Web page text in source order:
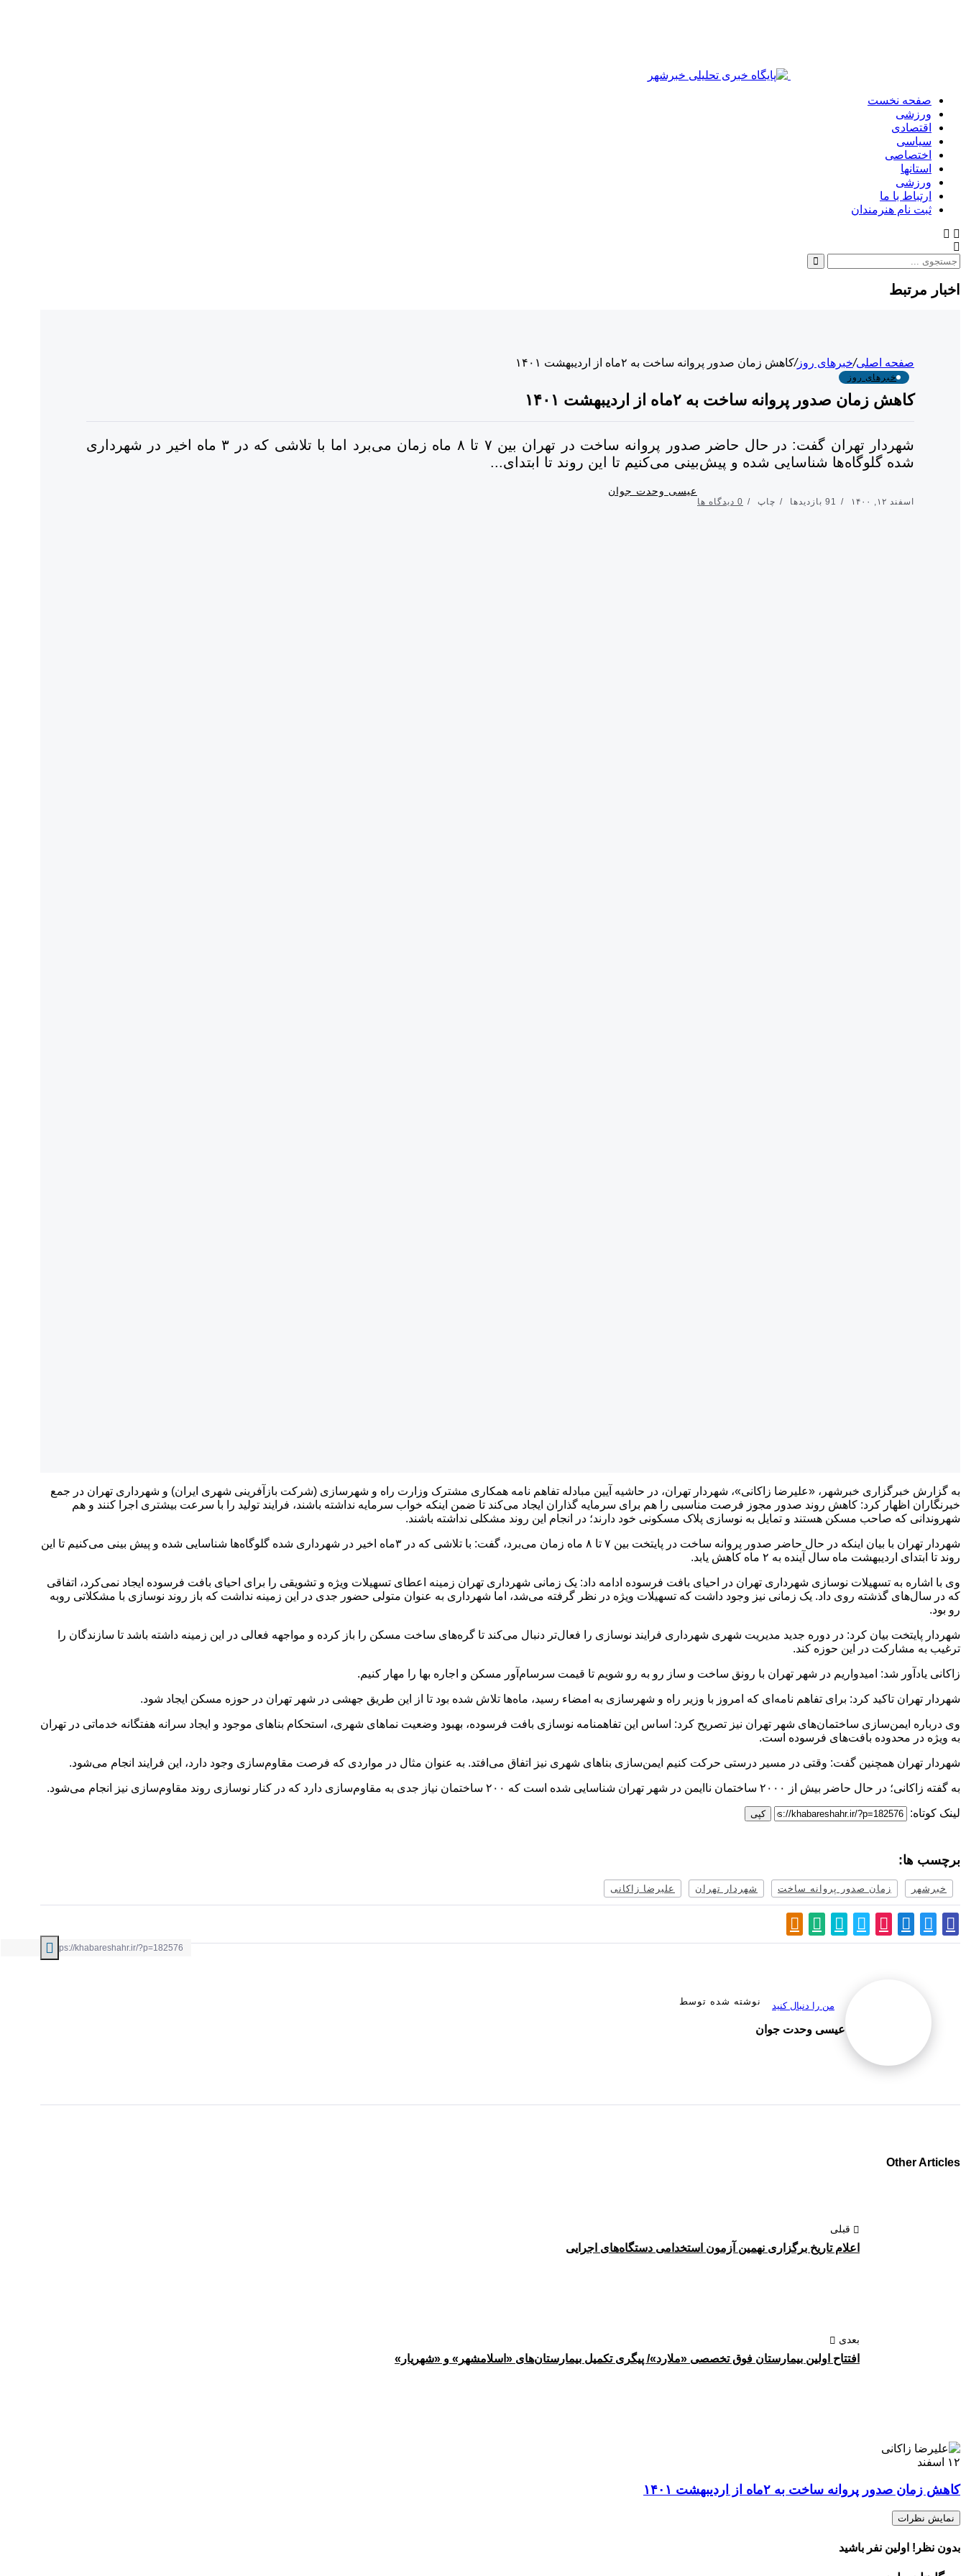
صفحه نخست
ورزشی
اقتصادی
سیاسی
اختصاصی
استانها
ورزشی
ارتباط با ما
ثبت نام هنرمندان
اخبار مرتبط
صفحه اصلی/خبرهای روز/کاهش زمان صدور پروانه ساخت به ۲ماه از اردیبهشت ۱۴۰۱
خبرهای روز
کاهش زمان صدور پروانه ساخت به ۲ماه از اردیبهشت ۱۴۰۱
شهردار تهران گفت: در حال حاضر صدور پروانه ساخت در تهران بین ۷ تا ۸ ماه زمان می‌برد اما با تلاشی که در ۳ ماه اخیر در شهرداری
شده گلوگاه‌ها شناسایی شده و پیش‌بینی می‌کنیم تا این روند تا ابتدای...
عیسی وحدت جوان
اسفند ۱۲, ۱۴۰۰ 91 بازدیدها چاپ 0 دیدگاه ها
به گزارش خبرگزاری خبرشهر، «علیرضا زاکانی»، شهردار تهران، در حاشیه آیین مبادله تفاهم نامه همکاری مشترک وزارت راه و شهرسازی (شرکت بازآفرینی شهری ایران) و شهرداری تهران در جمع
خبرنگاران اظهار کرد: کاهش روند صدور مجوز فرصت مناسبی را هم برای سرمایه گذاران ایجاد می‌کند تا ضمن اینکه خواب سرمایه نداشته باشند، فرایند تولید را با سرعت بیشتری اجرا کنند و هم
شهروندانی که صاحب مسکن هستند و تمایل به نوسازی پلاک مسکونی خود دارند؛ در انجام این روند مشکلی نداشته باشند.
شهردار تهران با بیان اینکه در حال حاضر صدور پروانه ساخت در پایتخت بین ۷ تا ۸ ماه زمان می‌برد، گفت: با تلاشی که در ۳ماه اخیر در شهرداری شده گلوگاه‌ها شناسایی شده و پیش بینی می‌کنیم تا این
روند تا ابتدای اردیبهشت ماه سال آینده به ۲ ماه کاهش یابد.
وی با اشاره به تسهیلات نوسازی شهرداری تهران در احیای بافت فرسوده ادامه داد: یک زمانی شهرداری تهران زمینه اعطای تسهیلات ویژه و تشویقی را برای احیای بافت فرسوده ایجاد نمی‌کرد، اتفاقی
که در سال‌های گذشته روی داد. یک زمانی نیز وجود داشت که تسهیلات ویژه در نظر گرفته می‌شد، اما شهرداری به عنوان متولی حضور جدی در این زمینه نداشت که باز روند نوسازی با مشکلاتی روبه
رو بود.
شهردار پایتخت بیان کرد: در دوره جدید مدیریت شهری شهرداری فرایند نوسازی را فعال‌تر دنبال می‌کند تا گره‌های ساخت مسکن را باز کرده و مواجهه فعالی در این زمینه داشته باشد تا سازندگان را
ترغیب به مشارکت در این حوزه کند.
زاکانی یادآور شد: امیدواریم در شهر تهران با رونق ساخت و ساز رو به رو شویم تا قیمت سرسام‌آور مسکن و اجاره بها را مهار کنیم.
شهردار تهران تاکید کرد: برای تفاهم نامه‌ای که امروز با وزیر راه و شهرسازی به امضاء رسید، ماه‌ها تلاش شده بود تا از این طریق جهشی در شهر تهران در حوزه مسکن ایجاد شود.
وی درباره ایمن‌سازی ساختمان‌های شهر تهران نیز تصریح کرد: اساس این تفاهمنامه نوسازی بافت فرسوده، بهبود وضعیت نماهای شهری، استحکام بناهای موجود و ایجاد سرانه هفتگانه خدماتی در تهران
به ویژه در محدوده بافت‌های فرسوده است.
شهردار تهران همچنین گفت: وقتی در مسیر درستی حرکت کنیم ایمن‌سازی بناهای شهری نیز اتفاق می‌افتد. به عنوان مثال در مواردی که فرصت مقاوم‌سازی وجود دارد، این فرایند انجام می‌شود.
به گفته زاکانی؛ در حال حاضر بیش از ۲۰۰۰ ساختمان ناایمن در شهر تهران شناسایی شده است که ۲۰۰ ساختمان نیاز جدی به مقاوم‌سازی دارد که در کنار نوسازی روند مقاوم‌سازی نیز انجام می‌شود.
لینک کوتاه: کپی
برچسب ها:
خبرشهر زمان صدور پروانه ساخت شهردار تهران علیرضا زاکانی
من را دنبال کنید نوشته شده توسط
عیسی وحدت جوان
Other Articles
قبلی
اعلام تاریخ برگزاری نهمین آزمون استخدامی دستگاه‌های اجرایی
بعدی
افتتاح اولین بیمارستان فوق تخصصی «ملارد»/ پیگری تکمیل بیمارستان‌های «اسلامشهر» و «شهریار»
۱۲ اسفند
کاهش زمان صدور پروانه ساخت به ۲ماه از اردیبهشت ۱۴۰۱
نمایش نظرات
بدون نظر! اولین نفر باشید